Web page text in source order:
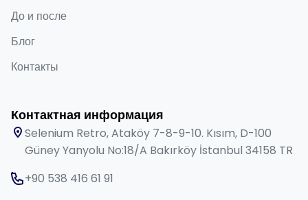
До и после
Блог
Контакты
Контактная информация
Selenium Retro, Ataköy 7-8-9-10. Kısım, D-100
Güney Yanyolu No:18/A Bakırköy İstanbul 34158 TR
+90 538 416 61 91